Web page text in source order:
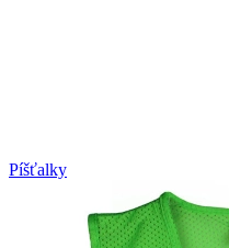
Píšťalky